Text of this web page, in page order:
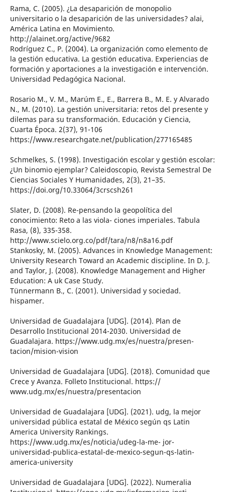
Rama, C. (2005). ¿La desaparición de monopolio
universitario o la desaparición de las universidades? alai,
América Latina en Movimiento.
http://alainet.org/active/9682
Rodríguez C., P. (2004). La organización como elemento de
la gestión educativa. La gestión educativa. Experiencias de
formación y aportaciones a la investigación e intervención.
Universidad Pedagógica Nacional.
Rosario M., V. M., Marúm E., E., Barrera B., M. E. y Alvarado
N., M. (2010). La gestión universitaria: retos del presente y
dilemas para su transformación. Educación y Ciencia,
Cuarta Época. 2(37), 91-106
https://www.researchgate.net/publication/277165485
Schmelkes, S. (1998). Investigación escolar y gestión escolar:
¿Un binomio ejemplar? Caleidoscopio, Revista Semestral De
Ciencias Sociales Y Humanidades, 2(3), 21–35.
https://doi.org/10.33064/3crscsh261
Slater, D. (2008). Re-pensando la geopolítica del
conocimiento: Reto a las viola- ciones imperiales. Tabula
Rasa, (8), 335-358.
http://www.scielo.org.co/pdf/tara/n8/n8a16.pdf
Stankosky, M. (2005). Advances in Knowledge Management:
University Research Toward an Academic discipline. In D. J.
and Taylor, J. (2008). Knowledge Management and Higher
Education: A uk Case Study.
Tünnermann B., C. (2001). Universidad y sociedad.
hispamer.
Universidad de Guadalajara [UDG]. (2014). Plan de
Desarrollo Institucional 2014-2030. Universidad de
Guadalajara. https://www.udg.mx/es/nuestra/presen-
tacion/mision-vision
Universidad de Guadalajara [UDG]. (2018). Comunidad que
Crece y Avanza. Folleto Institucional. https://
www.udg.mx/es/nuestra/presentacion
Universidad de Guadalajara [UDG]. (2021). udg, la mejor
universidad pública estatal de México según qs Latin
America University Rankings.
https://www.udg.mx/es/noticia/udeg-la-me- jor-
universidad-publica-estatal-de-mexico-segun-qs-latin-
america-university
Universidad de Guadalajara [UDG]. (2022). Numeralia